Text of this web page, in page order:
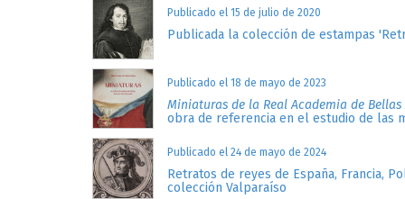
Publicado el 15 de julio de 2020
Publicada la colección de estampas
Publicado el 18 de mayo de 2023
Miniaturas de la Real Academia de Bellas
obra de referencia en el estudio de las
Publicado el 24 de mayo de 2024
Retratos de reyes de España, Francia,
colección Valparaíso